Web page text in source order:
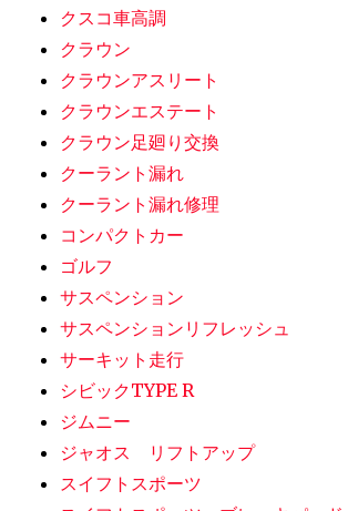
クスコ車高調
クラウン
クラウンアスリート
クラウンエステート
クラウン足廻り交換
クーラント漏れ
クーラント漏れ修理
コンパクトカー
ゴルフ
サスペンション
サスペンションリフレッシュ
サーキット走行
シビックTYPE R
ジムニー
ジャオス リフトアップ
スイフトスポーツ